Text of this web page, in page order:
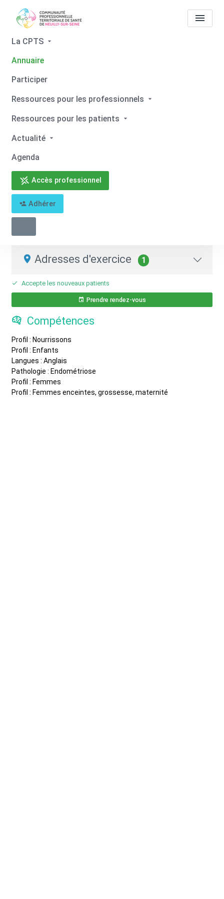
La CPTS
Annuaire
Participer
Ressources pour les professionnels
Ressources pour les patients
Actualité
Agenda
Accès professionnel
Adhérer
Tous les professionnels de
santé
Sarah ZENOU
Tous les professionnels de santé
Retour
Sarah ZENOU
Adresses d'exercice 1
Accepte les nouveaux patients
Prendre rendez-vous
Compétences
Profil : Nourrissons
Profil : Enfants
Langues : Anglais
Pathologie : Endométriose
Profil : Femmes
Profil : Femmes enceintes, grossesse, maternité